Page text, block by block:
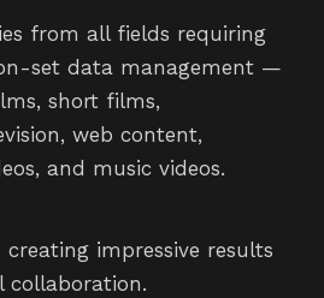
from all fields requiring
set data management —
short films,
web content,
and music videos.
impressive results